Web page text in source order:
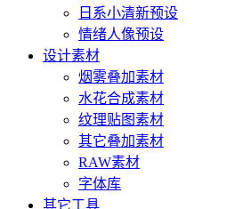
日系小清新预设
情绪人像预设
设计素材
烟雾叠加素材
水花合成素材
纹理贴图素材
其它叠加素材
RAW素材
字体库
其它工具